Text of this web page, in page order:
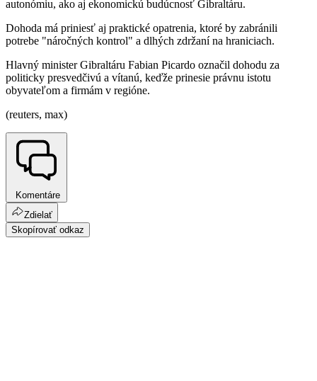
autonómiu, ako aj ekonomickú budúcnosť Gibraltáru.
Dohoda má priniesť aj praktické opatrenia, ktoré by zabránili
potrebe "náročných kontrol" a dlhých zdržaní na hraniciach.
Hlavný minister Gibraltáru Fabian Picardo označil dohodu za
politicky presvedčivú a vítanú, keďže prinesie právnu istotu
obyvateľom a firmám v regióne.
(reuters, max)
Komentáre
Zdielať
Skopírovať odkaz